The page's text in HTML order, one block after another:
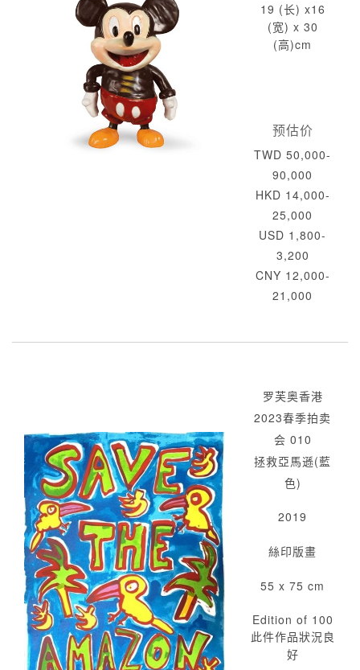
19 (长) x16
(宽) x 30
(高)cm
预估价
TWD 50,000-
90,000
HKD 14,000-
25,000
USD 1,800-
3,200
CNY 12,000-
21,000
罗芙奥香港
2023春季拍卖
会 010
拯救亞馬遜(藍
色)
2019
絲印版畫
55 x 75 cm
Edition of 100
此件作品狀況良
好